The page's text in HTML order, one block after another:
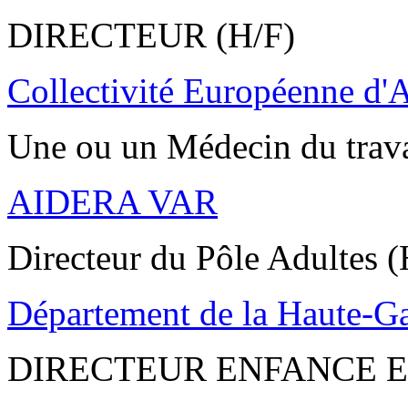
DIRECTEUR (H/F)
Collectivité Européenne
Une ou un Médecin du
AIDERA VAR
Directeur du Pôle Adultes
Département de la Haute-
DIRECTEUR ENFANCE